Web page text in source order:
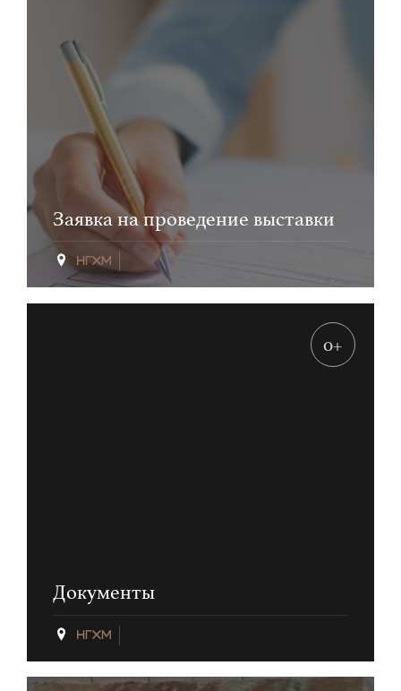
Заявка на проведение выставки
0+
Документы